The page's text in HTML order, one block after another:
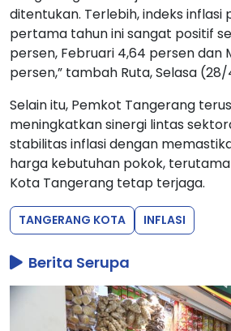
ditentukan. Terlebih, indeks inflasi
pertama tahun ini sangat positif
persen, Februari 4,64 persen dan
persen,” tambah Ruta, Selasa
Selain itu, Pemkot Tangerang
meningkatkan sinergi lintas
stabilitas inflasi dengan
harga kebutuhan pokok,
Kota Tangerang tetap terjaga.
TANGERANG KOTA INFLASI
Berita Serupa